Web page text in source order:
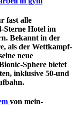
fast alle
Sterne Hotel im
Bekannt in der
als der Wettkampf-
neue
Sphere bietet
inklusive 50-und
von mein-